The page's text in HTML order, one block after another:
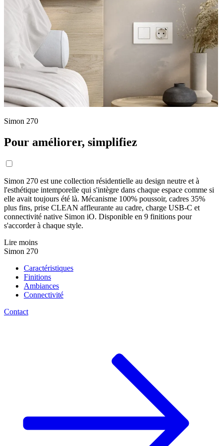
Simon 270
Pour améliorer, simplifiez
Simon 270 est une collection résidentielle au design neutre et à
l'esthétique intemporelle qui s'intègre dans chaque espace comme si
elle avait toujours été là. Mécanisme 100% poussoir, cadres 35%
plus fins, prise CLEAN affleurante au cadre, charge USB-C et
connectivité native Simon iO. Disponible en 9 finitions pour
s'accorder à chaque style.
Lire moins
Simon 270
Caractéristiques
Finitions
Ambiances
Connectivité
Contact